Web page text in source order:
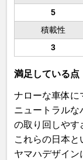
5
積載性
3
満足している点
ナローな車体に
ニュートラルな
の取り回しやす
これらの日本と
ヤマハデザイン